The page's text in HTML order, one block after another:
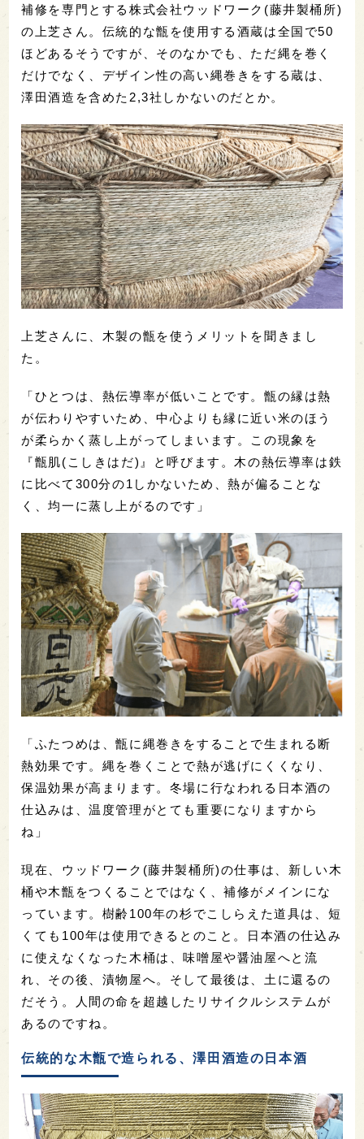
補修を専門とする株式会社ウッドワーク(藤井製桶所)
の上芝さん。伝統的な甑を使用する酒蔵は全国で50
ほどあるそうですが、そのなかでも、ただ縄を巻く
だけでなく、デザイン性の高い縄巻きをする蔵は、
澤田酒造を含めた2,3社しかないのだとか。
上芝さんに、木製の甑を使うメリットを聞きまし
た。
「ひとつは、熱伝導率が低いことです。甑の縁は熱
が伝わりやすいため、中心よりも縁に近い米のほう
が柔らかく蒸し上がってしまいます。この現象を
『甑肌(こしきはだ)』と呼びます。木の熱伝導率は鉄
に比べて300分の1しかないため、熱が偏ることな
く、均一に蒸し上がるのです」
「ふたつめは、甑に縄巻きをすることで生まれる断
熱効果です。縄を巻くことで熱が逃げにくくなり、
保温効果が高まります。冬場に行なわれる日本酒の
仕込みは、温度管理がとても重要になりますから
ね」
現在、ウッドワーク(藤井製桶所)の仕事は、新しい木
桶や木甑をつくることではなく、補修がメインにな
っています。樹齢100年の杉でこしらえた道具は、短
くても100年は使用できるとのこと。日本酒の仕込み
に使えなくなった木桶は、味噌屋や醤油屋へと流
れ、その後、漬物屋へ。そして最後は、土に還るの
だそう。人間の命を超越したリサイクルシステムが
あるのですね。
伝統的な木甑で造られる、澤田酒造の日本酒